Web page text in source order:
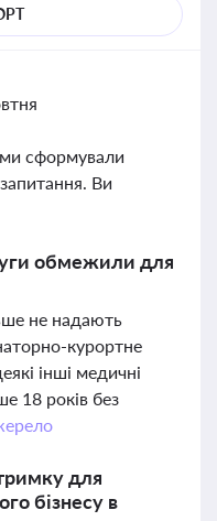
ми сформували
запитання. Ви
обмежили для
не надають
курортне
інші медичні
18 років без
для
бізнесу в